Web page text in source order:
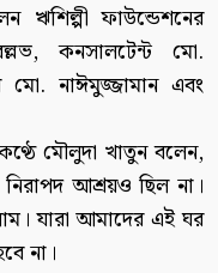
ঋশিল্পী ফাউন্ডেশনের
কনসালটেন্ট মো.
নাঈমুজ্জামান এবং
মৌলুদা খাতুন বলেন,
আশ্রয়ও ছিল না।
যারা আমাদের এই ঘর
না।